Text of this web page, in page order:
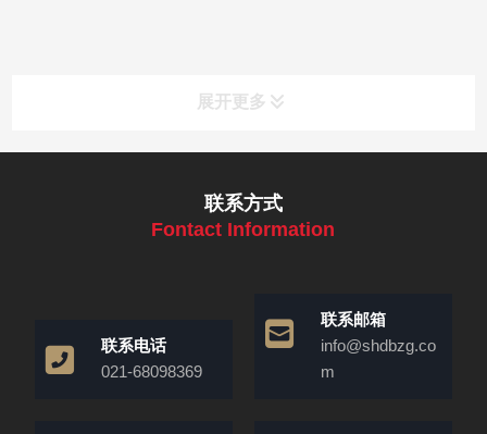
展开更多
联系方式
Fontact Information
联系电话
021-68098369
联系邮箱
info@shdbzg.co
m